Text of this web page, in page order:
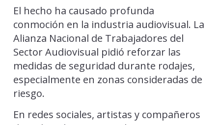
El hecho ha causado profunda
conmoción en la industria audiovisual. La
Alianza Nacional de Trabajadores del
Sector Audiovisual pidió reforzar las
medidas de seguridad durante rodajes,
especialmente en zonas consideradas de
riesgo.
En redes sociales, artistas y compañeros